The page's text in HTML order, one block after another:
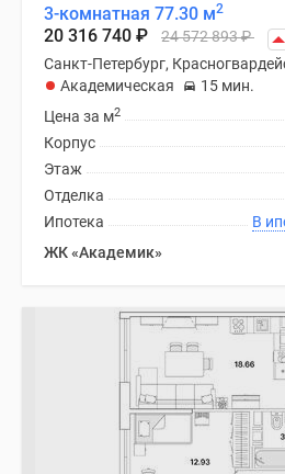
3-комнатная 77.30 м2
20 316 740 ₽ 24 572 893₽
Санкт-Петербург,
Академическая
15 мин.
Цена за м2
Корпус
Этаж
Отделка
Ипотека
ЖК «Академик»